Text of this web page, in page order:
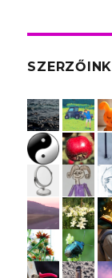
SZERZŐINK